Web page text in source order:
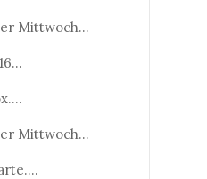
Mittwoch...
Mittwoch...